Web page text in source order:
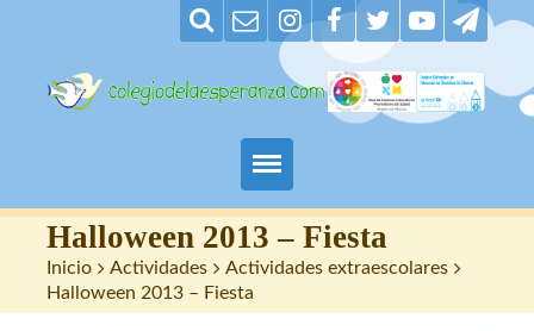
Padres
Alumnos
Halloween 2013 – Fiesta
Inicio > Actividades > Actividades extraescolares >
Halloween 2013 – Fiesta